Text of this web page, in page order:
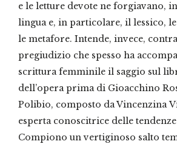
e le letture devote ne forgiavano,
lingua e, in particolare, il lessico,
le metafore. Intende, invece,
pregiudizio che spesso ha
scrittura femminile il saggio sul
dell’opera prima di Gioacchino
Polibio, composto da Vincenzina
esperta conoscitrice delle
Compiono un vertiginoso salto